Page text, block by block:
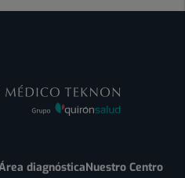
diagnósticaNuestro Centro